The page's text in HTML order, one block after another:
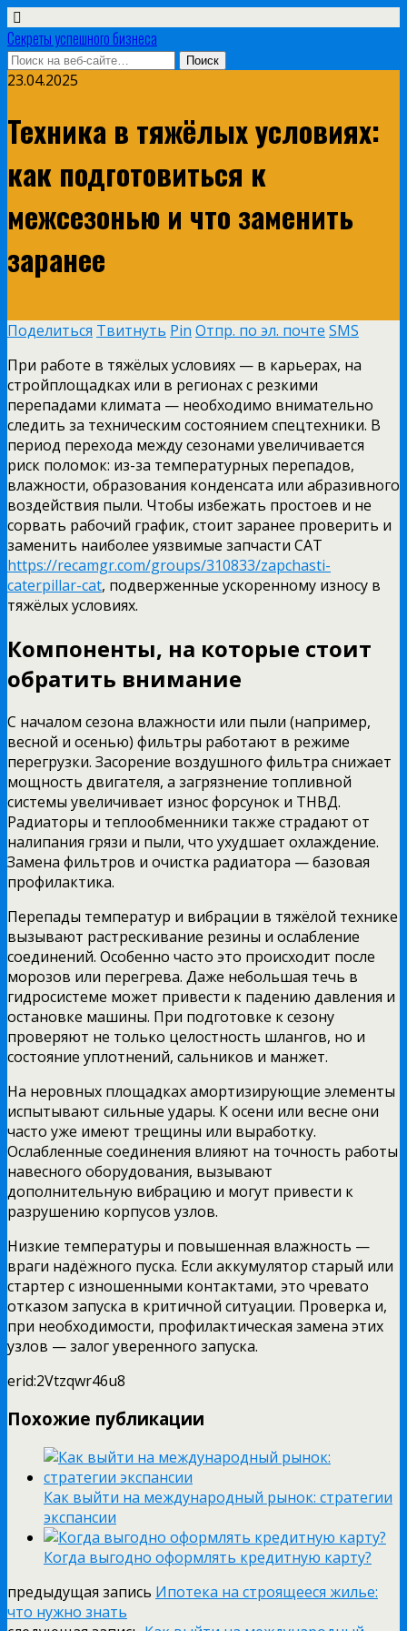
Секреты успешного бизнеса
23.04.2025
Техника в тяжёлых условиях:
как подготовиться к
межсезонью и что заменить
заранее
Поделиться Твитнуть Pin Отпр. по эл. почте SMS
При работе в тяжёлых условиях — в карьерах, на
стройплощадках или в регионах с резкими
перепадами климата — необходимо внимательно
следить за техническим состоянием спецтехники. В
период перехода между сезонами увеличивается
риск поломок: из-за температурных перепадов,
влажности, образования конденсата или абразивного
воздействия пыли. Чтобы избежать простоев и не
сорвать рабочий график, стоит заранее проверить и
заменить наиболее уязвимые запчасти CAT
https://recamgr.com/groups/310833/zapchasti-
caterpillar-cat, подверженные ускоренному износу в
тяжёлых условиях.
Компоненты, на которые стоит
обратить внимание
С началом сезона влажности или пыли (например,
весной и осенью) фильтры работают в режиме
перегрузки. Засорение воздушного фильтра снижает
мощность двигателя, а загрязнение топливной
системы увеличивает износ форсунок и ТНВД.
Радиаторы и теплообменники также страдают от
налипания грязи и пыли, что ухудшает охлаждение.
Замена фильтров и очистка радиатора — базовая
профилактика.
Перепады температур и вибрации в тяжёлой технике
вызывают растрескивание резины и ослабление
соединений. Особенно часто это происходит после
морозов или перегрева. Даже небольшая течь в
гидросистеме может привести к падению давления и
остановке машины. При подготовке к сезону
проверяют не только целостность шлангов, но и
состояние уплотнений, сальников и манжет.
На неровных площадках амортизирующие элементы
испытывают сильные удары. К осени или весне они
часто уже имеют трещины или выработку.
Ослабленные соединения влияют на точность работы
навесного оборудования, вызывают
дополнительную вибрацию и могут привести к
разрушению корпусов узлов.
Низкие температуры и повышенная влажность —
враги надёжного пуска. Если аккумулятор старый или
стартер с изношенными контактами, это чревато
отказом запуска в критичной ситуации. Проверка и,
при необходимости, профилактическая замена этих
узлов — залог уверенного запуска.
erid:2Vtzqwr46u8
Похожие публикации
Как выйти на международный рынок: стратегии
экспансии
Когда выгодно оформлять кредитную карту?
предыдущая запись Ипотека на строящееся жилье:
что нужно знать